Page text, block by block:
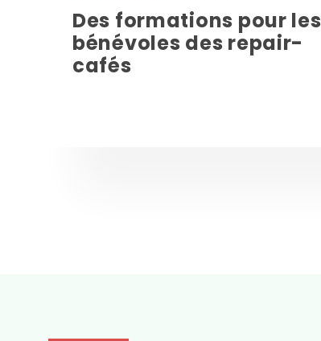
Des formations pour les
bénévoles des repair-
cafés